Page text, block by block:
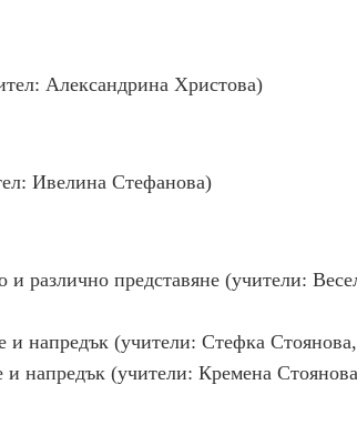
Александрина Христова)
Ивелина Стефанова)
и различно представяне (учители:
и напредък (учители: Стефка
и напредък (учители: Кремена